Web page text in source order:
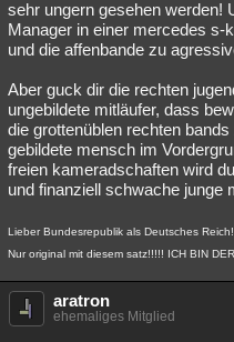
sehr ungern gesehen werden!
Manager in einer mercedes s-
und die affenbande zu
Aber guck dir die rechten
ungebildete mitläufer, dass
die grottenüblen rechten
gebildete mensch im
freien kameradschaften wird
und finanziell schwache junge
Lieber Bundesrepublik als Deutsches
Nur original mit diesem satz!!!!! ICH BIN
aratron
ehemaliges Mitglied